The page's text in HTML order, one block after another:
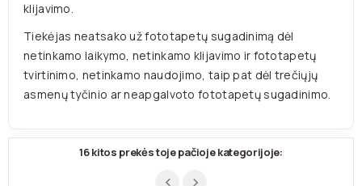
klijavimo.
Tiekėjas neatsako už fototapetų sugadinimą dėl
netinkamo laikymo, netinkamo klijavimo ir fototapetų
tvirtinimo, netinkamo naudojimo, taip pat dėl trečiųjų
asmenų tyčinio ar neapgalvoto fototapetų sugadinimo.
16 kitos prekės toje pačioje kategorijoje: